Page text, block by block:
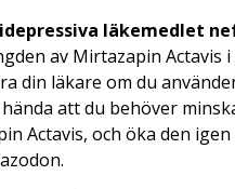
läkemedlet
av Mirtazapin Actavis
din läkare om du
att du behöver
Actavis, och öka den